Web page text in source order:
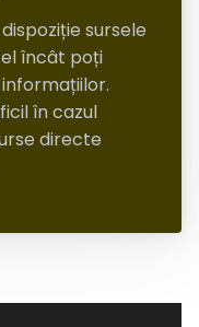
sursele
încât poți
în cazul
directe